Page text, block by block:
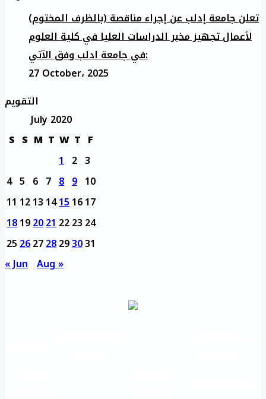
تعلن جامعة إدلب عن إجراء مناقصة (بالظرف المختوم)
لأعمال تجهيز مخبر الدراسات العليا في كلية العلوم
في جامعة ادلب وفق الآتي:
27 October، 2025
التقويم
July 2020
S S M T W T F
1 2 3
4 5 6 7 8 9 10
11 121314151617
18192021222324
25262728293031
« Jun Aug »